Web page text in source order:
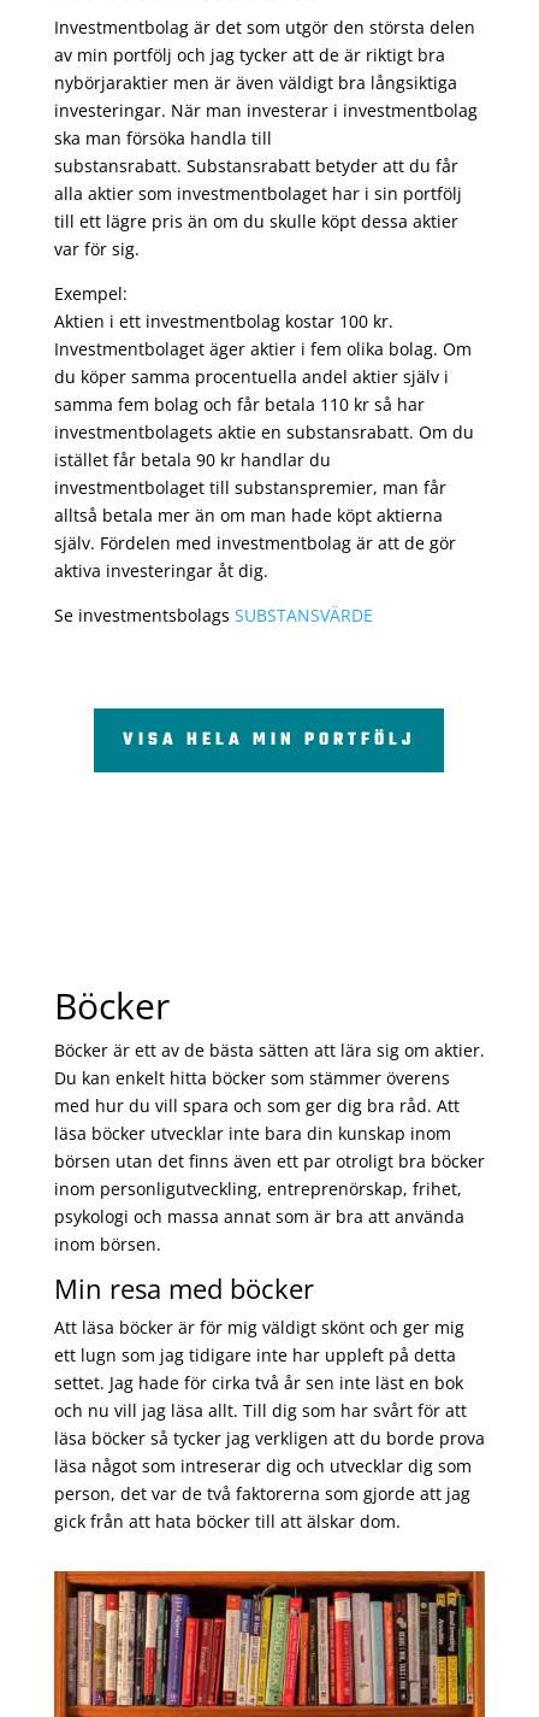
Investmentbolag är det som utgör den största delen
av min portfölj och jag tycker att de är riktigt bra
nybörjaraktier men är även väldigt bra långsiktiga
investeringar. När man investerar i investmentbolag
ska man försöka handla till
substansrabatt. Substansrabatt betyder att du får
alla aktier som investmentbolaget har i sin portfölj
till ett lägre pris än om du skulle köpt dessa aktier
var för sig.
Exempel:
Aktien i ett investmentbolag kostar 100 kr.
Investmentbolaget äger aktier i fem olika bolag. Om
du köper samma procentuella andel aktier själv i
samma fem bolag och får betala 110 kr så har
investmentbolagets aktie en substansrabatt. Om du
istället får betala 90 kr handlar du
investmentbolaget till substanspremier, man får
alltså betala mer än om man hade köpt aktierna
själv. Fördelen med investmentbolag är att de gör
aktiva investeringar åt dig.
Se investmentsbolags SUBSTANSVÄRDE
VISA HELA MIN PORTFÖLJ
Böcker
Böcker är ett av de bästa sätten att lära sig om aktier.
Du kan enkelt hitta böcker som stämmer överens
med hur du vill spara och som ger dig bra råd. Att
läsa böcker utvecklar inte bara din kunskap inom
börsen utan det finns även ett par otroligt bra böcker
inom personligutveckling, entreprenörskap, frihet,
psykologi och massa annat som är bra att använda
inom börsen.
Min resa med böcker
Att läsa böcker är för mig väldigt skönt och ger mig
ett lugn som jag tidigare inte har uppleft på detta
settet. Jag hade för cirka två år sen inte läst en bok
och nu vill jag läsa allt. Till dig som har svårt för att
läsa böcker så tycker jag verkligen att du borde prova
läsa något som intreserar dig och utvecklar dig som
person, det var de två faktorerna som gjorde att jag
gick från att hata böcker till att älskar dom.